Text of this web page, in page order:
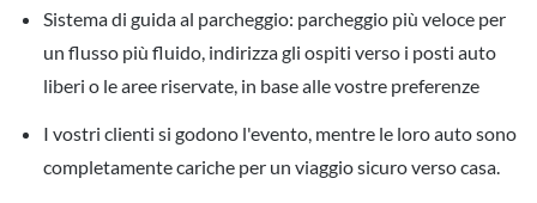
Sistema di guida al parcheggio: parcheggio più veloce per
un flusso più fluido, indirizza gli ospiti verso i posti auto
liberi o le aree riservate, in base alle vostre preferenze
I vostri clienti si godono l'evento, mentre le loro auto sono
completamente cariche per un viaggio sicuro verso casa.